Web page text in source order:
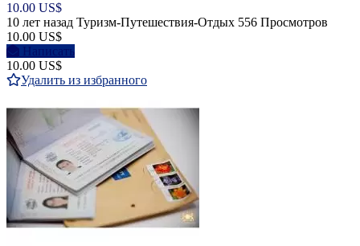
10.00 US$
10 лет назад Туризм-Путешествия-Отдых 556 Просмотров
10.00 US$
Написать
10.00 US$
Удалить из избранного